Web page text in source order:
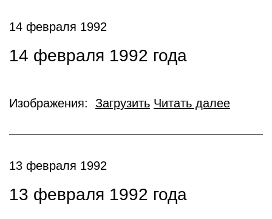
14 февраля 1992
14 февраля 1992 года
Изображения: Загрузить Читать далее
13 февраля 1992
13 февраля 1992 года